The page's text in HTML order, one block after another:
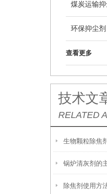
煤炭运输抑
环保抑尘剂
查看更多
技术文
RELATED
除焦剂使用方